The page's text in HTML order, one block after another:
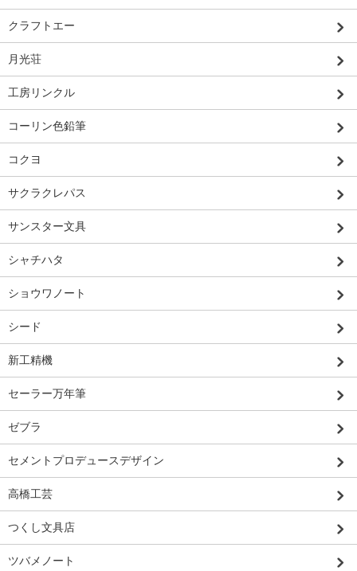
クラフトエー
月光荘
工房リンクル
コーリン色鉛筆
コクヨ
サクラクレパス
サンスター文具
シャチハタ
ショウワノート
シード
新工精機
セーラー万年筆
ゼブラ
セメントプロデュースデザイン
高橋工芸
つくし文具店
ツバメノート